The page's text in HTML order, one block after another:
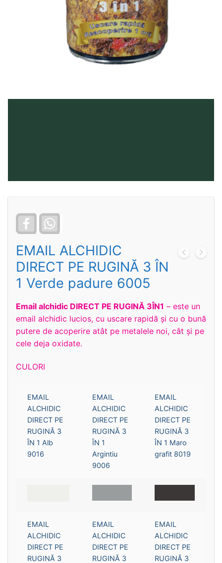
Facebook
EMAIL ALCHIDIC
DIRECT PE RUGINĂ 3 ÎN
1 Verde padure 6005
Email alchidic DIRECT PE RUGINĂ 3ÎN1 – este un
email alchidic lucios, cu uscare rapidă și cu o bună
putere de acoperire atât pe metalele noi, cât și pe
cele deja oxidate.
CULORI
EMAIL
ALCHIDIC
DIRECT PE
RUGINĂ 3
ÎN 1 Alb
9016
EMAIL
ALCHIDIC
DIRECT PE
RUGINĂ 3
ÎN 1
Argintiu
9006
EMAIL
ALCHIDIC
DIRECT PE
RUGINĂ 3
ÎN 1 Maro
grafit 8019
EMAIL
ALCHIDIC
DIRECT PE
RUGINĂ 3
EMAIL
ALCHIDIC
DIRECT PE
RUGINĂ 3
EMAIL
ALCHIDIC
DIRECT PE
RUGINĂ 3